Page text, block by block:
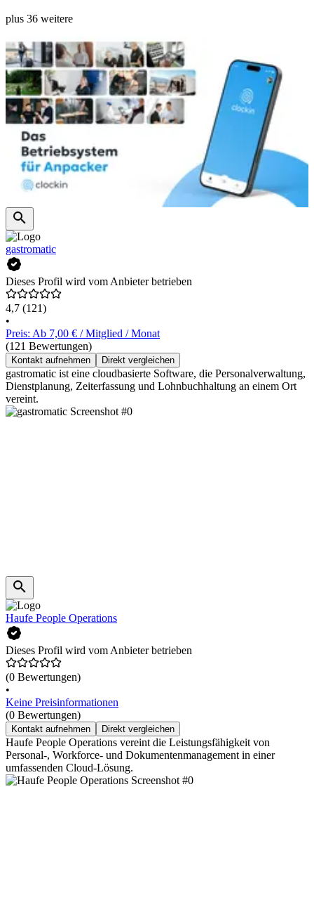
plus 36 weitere
gastromatic
Dieses Profil wird vom Anbieter betrieben
4,7 (121)
•
Preis: Ab 7,00 € / Mitglied / Monat
(121 Bewertungen)
Kontakt aufnehmen Direkt vergleichen
gastromatic ist eine cloudbasierte Software, die Personalverwaltung,
Dienstplanung, Zeiterfassung und Lohnbuchhaltung an einem Ort
vereint.
Haufe People Operations
Dieses Profil wird vom Anbieter betrieben
(0 Bewertungen)
•
Keine Preisinformationen
(0 Bewertungen)
Kontakt aufnehmen Direkt vergleichen
Haufe People Operations vereint die Leistungsfähigkeit von
Personal-, Workforce- und Dokumentenmanagement in einer
umfassenden Cloud-Lösung.